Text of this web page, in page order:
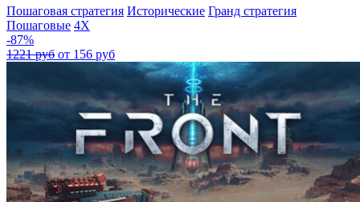
Пошаговая стратегия Исторические Гранд стратегия
Пошаговые 4X
-87%
1221 руб от 156 руб